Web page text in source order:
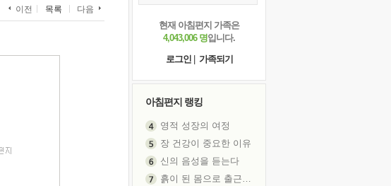
이전 목록 다음
현재 아침편지 가족은
4,043,006 명입니다.
로그인
가족되기
아침편지 랭킹
영적 성장의 여정
장 건강이 중요한 이유
신의 음성을 듣는다
흙이 된 몸으로 출근하는 여자